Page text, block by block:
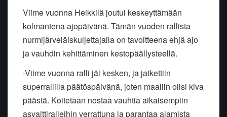
Viime vuonna Heikkilä joutui keskeyttämään
kolmantena ajopäivänä. Tämän vuoden rallista
nurmijärveläiskuljettajalla on tavoitteena ehjä ajo
ja vauhdin kehittäminen kestopäällysteellä.
-Viime vuonna ralli jäi kesken, ja jatkettiin
superrallilla päätöspäivänä, joten maaliin olisi kiva
päästä. Koitetaan nostaa vauhtia aikaisempiin
asvalttiralleihin verrattuna ja parantaa ajamista